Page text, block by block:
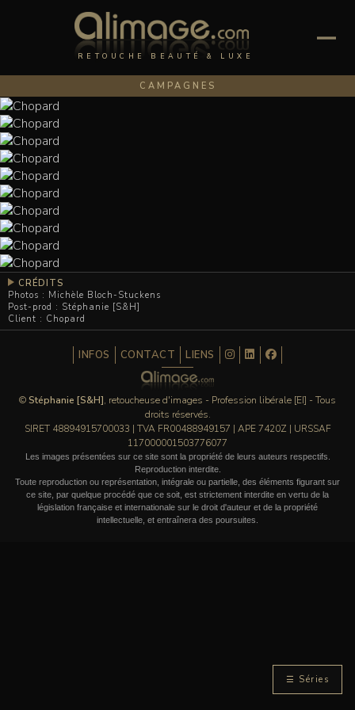
RETOUCHE BEAUTÉ & LUXE
CAMPAGNES
CRÉDITS
Photos : Michèle Bloch-Stuckens
Post-prod : Stéphanie [S&H]
Client : Chopard
☰ Séries
INFOS CONTACT LIENS
©Stéphanie [S&H], retoucheuse d'images - Profession libérale [EI] - Tous
droits réservés.
SIRET 48894915700033 | TVA FR00488949157 | APE 7420Z | URSSAF
117000001503776077
Les images présentées sur ce site sont la propriété de leurs auteurs respectifs.
Reproduction interdite.
Toute reproduction ou représentation, intégrale ou partielle, des éléments figurant sur
ce site, par quelque procédé que ce soit, est strictement interdite en vertu de la
législation française et internationale sur le droit d'auteur et de la propriété
intellectuelle, et entraînera des poursuites.